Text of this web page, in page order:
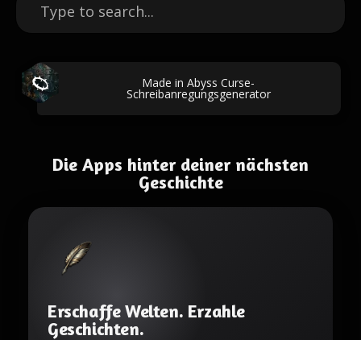
Made in Abyss Curse-
Schreibanregungsgenerator
Die Apps hinter deiner nächsten
Geschichte
Erschaffe Welten. Erzahle
Geschichten.